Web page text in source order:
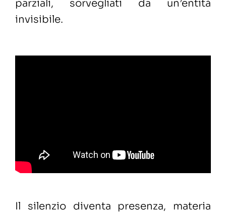
parziali, sorvegliati da un’entità
invisibile.
Il silenzio diventa presenza, materia